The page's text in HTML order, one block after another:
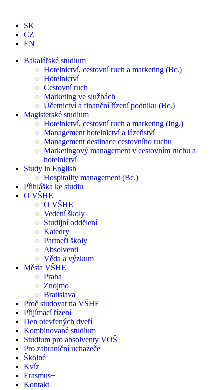
SK
CZ
EN
Bakalářské studium
Hotelnictví, cestovní ruch a marketing (Bc.)
Hotelnictví
Cestovní ruch
Marketing ve službách
Účetnictví a finanční řízení podniku (Bc.)
Magisterské studium
Hotelnictví, cestovní ruch a marketing (Ing.)
Management hotelnictví a lázeňství
Management destinace cestovního ruchu
Marketingový management v cestovním ruchu a
hotelnictví
Study in English
Hospitality management (Bc.)
Přihláška ke studiu
O VŠHE
O VŠHE
Vedení školy
Studijní oddělení
Katedry
Partneři školy
Absolventi
Věda a výzkum
Města VŠHE
Praha
Znojmo
Bratislava
Proč studovat na VŠHE
Přijímací řízení
Den otevřených dveří
Kombinované studium
Studium pro absolventy VOŠ
Pro zahraniční uchazeče
Školné
Kvíz
Erasmus+
Kontakt